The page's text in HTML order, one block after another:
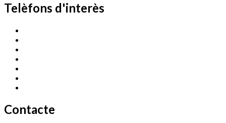
Telèfons d'interès
Contacte